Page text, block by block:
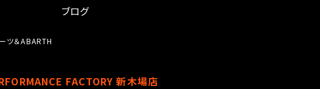
ブログ
ツ＆ABARTH
FACTORY 新木場店